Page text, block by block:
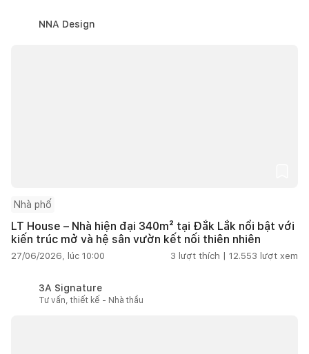
NNA Design
Nhà phố
LT House – Nhà hiện đại 340m² tại Đắk Lắk nổi bật với
kiến trúc mở và hệ sân vườn kết nối thiên nhiên
27/06/2026, lúc 10:00 3 lượt thích | 12.553 lượt xem
3A Signature
Tư vấn, thiết kế - Nhà thầu